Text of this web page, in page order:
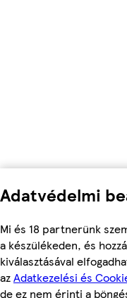
Adatvédelmi
Mi és 18 partnerünk
a készülékeden, és
kiválasztásával
azAdatkezelési és
de ez nem érinti a